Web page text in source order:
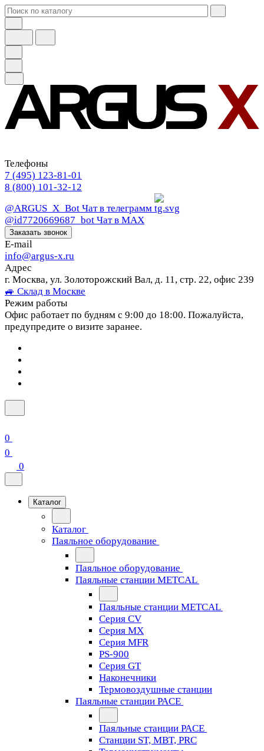
Телефоны
7 (495) 123-81-01
8 (800) 101-32-12
@ARGUS_X_Bot Чат в телеграмм
@id7720669687_bot Чат в МАХ
Заказать звонок
E-mail
info@argus-x.ru
Адрес
г. Москва, ул. Золоторожский Вал, д. 11, стр. 22, офис 239
🚙 Склад в Москве
Режим работы
Офис работает по будням с 9:00 до 18:00. Пожалуйста,
предупредите о визите заранее.
0
0
0
Каталог
Каталог
Паяльное оборудование
Паяльное оборудование
Паяльные станции METCAL
Паяльные станции METCAL
Серия CV
Серия MX
Серия MFR
PS-900
Серия GT
Наконечники
Термовоздушные станции
Паяльные станции PACE
Паяльные станции PACE
Станции ST, MBT, PRC